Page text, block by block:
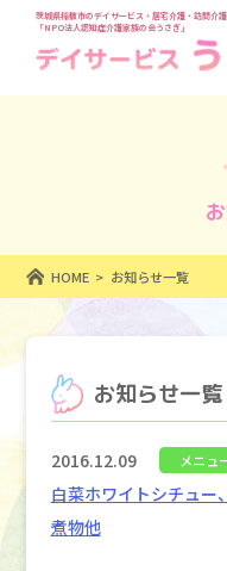
茨城県稲敷市のデイサービス・居宅介護・訪問介
「NPO法人認知症介護家族の会うさぎ」
HOME お知らせ一覧
お知らせ一覧
2016.12.09 メニュ
白菜ホワイトシチュー
煮物他